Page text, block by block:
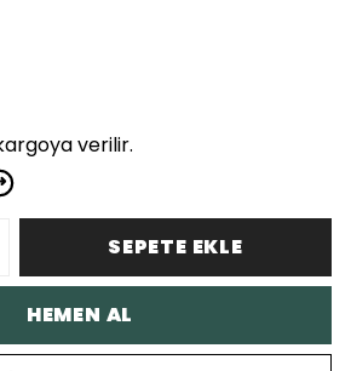
verilir.
SEPETE EKLE
HEMEN AL